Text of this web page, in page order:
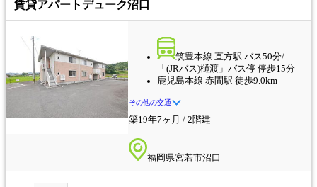
賃貸アパートデューク沼口
筑豊本線 直方駅 バス50分/
「(JRバス)樋渡」バス停 停歩15分
鹿児島本線 赤間駅 徒歩9.0km
その他の交通
築19年7ヶ月 / 2階建
福岡県宮若市沼口